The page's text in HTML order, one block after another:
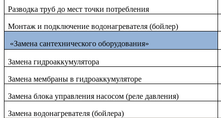
Разводка труб до мест точки потребления
Монтаж и подключение водонагревателя (бойлер)
«Замена сантехнического оборудования»
Замена гидроаккумулятора
Замена мембраны в гидроаккумуляторе
Замена блока управления насосом (реле давления)
Замена водонагревателя (бойлера)